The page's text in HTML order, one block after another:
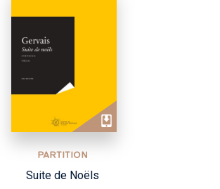
PARTITION
Suite de Noëls